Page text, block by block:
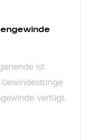
ist
verfügt.